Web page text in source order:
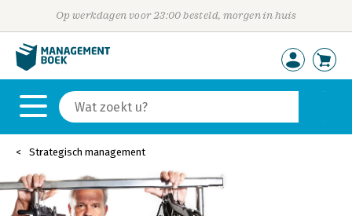
Op werkdagen voor 23:00 besteld, morgen in huis
Strategisch management